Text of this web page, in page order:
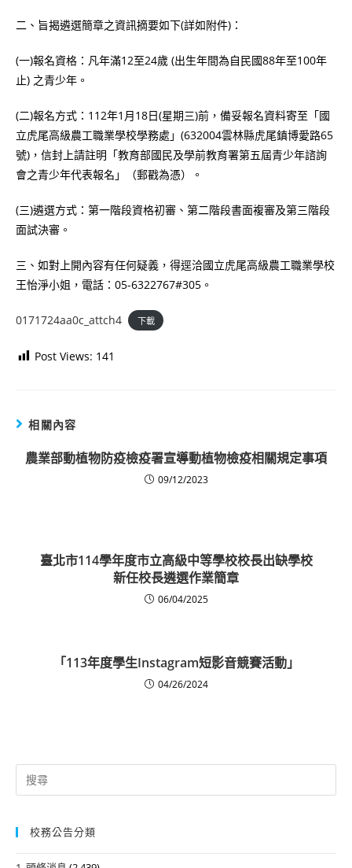
二、旨揭遴選簡章之資訊摘要如下(詳如附件)：
(一)報名資格：凡年滿12至24歲 (出生年間為自民國88年至100年
止) 之青少年。
(二)報名方式：112年1月18日(星期三)前，備妥報名資料寄至「國
立虎尾高級農工職業學校學務處」(632004雲林縣虎尾鎮博愛路65
號)，信封上請註明「教育部國民及學前教育署第五屆青少年諮詢
會之青少年代表報名」（郵戳為憑）。
(三)遴選方式：第一階段資格初審、第二階段書面複審及第三階段
面試決審。
三、如對上開內容有任何疑義，得逕洽國立虎尾高級農工職業學校
王怡淨小姐，電話：05-6322767#305。
0171724aa0c_attch4 下載
Post Views: 141
相關內容
農業部動植物防疫檢疫署宣導動植物檢疫相關規定事項
09/12/2023
臺北市114學年度市立高級中等學校校長出缺學校
新任校長遴選作業簡章
06/04/2025
「113年度學生Instagram短影音競賽活動」
04/26/2024
Search
for:
校務公告分類